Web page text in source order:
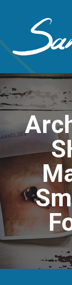
springen